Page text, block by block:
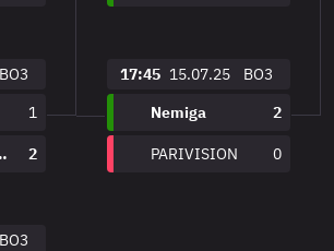
BO3
1
2
BO3
17:45 15.07.25
BO3
Nemiga
2
PARIVISION 0